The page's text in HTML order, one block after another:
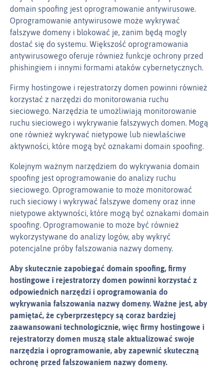
domain spoofing jest oprogramowanie antywirusowe.
Oprogramowanie antywirusowe może wykrywać
fałszywe domeny i blokować je, zanim będą mogły
dostać się do systemu. Większość oprogramowania
antywirusowego oferuje również funkcje ochrony przed
phishingiem i innymi formami ataków cybernetycznych.
Firmy hostingowe i rejestratorzy domen powinni również
korzystać z narzędzi do monitorowania ruchu
sieciowego. Narzędzia te umożliwiają monitorowanie
ruchu sieciowego i wykrywanie fałszywych domen. Mogą
one również wykrywać nietypowe lub niewłaściwe
aktywności, które mogą być oznakami domain spoofing.
Kolejnym ważnym narzędziem do wykrywania domain
spoofing jest oprogramowanie do analizy ruchu
sieciowego. Oprogramowanie to może monitorować
ruch sieciowy i wykrywać fałszywe domeny oraz inne
nietypowe aktywności, które mogą być oznakami domain
spoofing. Oprogramowanie to może być również
wykorzystywane do analizy logów, aby wykryć
potencjalne próby fałszowania nazwy domeny.
Aby skutecznie zapobiegać domain spoofing, firmy
hostingowe i rejestratorzy domen powinni korzystać z
odpowiednich narzędzi i oprogramowania do
wykrywania fałszowania nazwy domeny. Ważne jest, aby
pamiętać, że cyberprzestępcy są coraz bardziej
zaawansowani technologicznie, więc firmy hostingowe i
rejestratorzy domen muszą stale aktualizować swoje
narzędzia i oprogramowanie, aby zapewnić skuteczną
ochronę przed fałszowaniem nazwy domeny.